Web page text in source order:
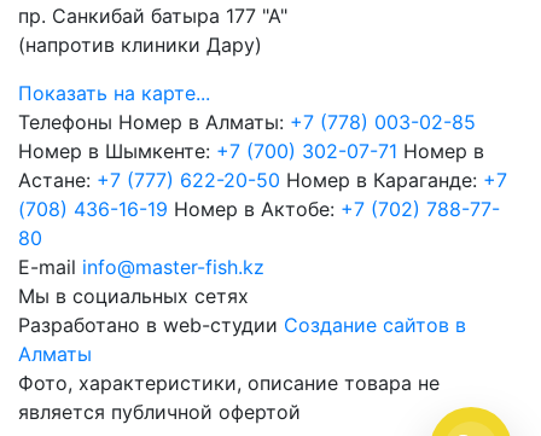
пр. Санкибай батыра 177 "А"
(напротив клиники Дару)
Показать на карте...
Телефоны Номер в Алматы: +7 (778) 003-02-85
Номер в Шымкенте: +7 (700) 302-07-71 Номер в
Астане: +7 (777) 622-20-50 Номер в Караганде: +7
(708) 436-16-19 Номер в Актобе: +7 (702) 788-77-
80
E-mail info@master-fish.kz
Мы в социальных сетях
Разработано в web-студии Создание сайтов в
Алматы
Фото, характеристики, описание товара не
является публичной офертой